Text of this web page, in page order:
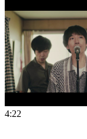
4:22